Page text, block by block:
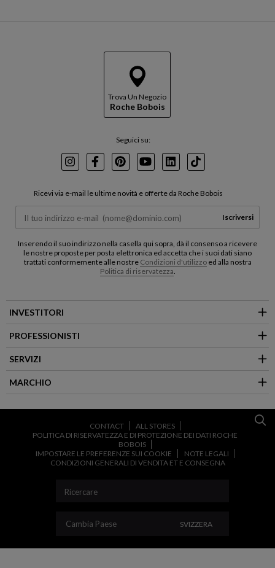
Trova Un Negozio
Roche Bobois
Seguici su:
InstagramFacebookPinterest
YoutubeLinkedInTikTok
Ricevi via e-mail le ultime novità e offerte da Roche Bobois
Iscriversi
Inserendo il suo indirizzo nella casella qui sopra, dà il consenso a ricevere
le nostre proposte per posta elettronica ed accetta che i suoi dati siano
trattati conformemente alle nostre Condizioni d'utilizzoed alla nostra
Politica di riservatezza
INVESTITORI
PROFESSIONISTI
SERVIZI
MARCHIO
CONTACT
ALL STORES
POLITICA DI RISERVATEZZA E DI PROTEZIONE DEI DATI ROCHE
BOBOIS
IMPOSTARE LE PREFERENZE SUI COOKIE
NOTE LEGALI
CONDIZIONI GENERALI DI VENDITA ET E CONSEGNA
Cambia Paese CAMBIA PAESE
SVIZZERA